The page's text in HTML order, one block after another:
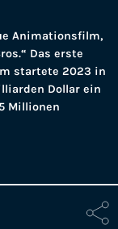
Animationsfilm,
Das erste
startete 2023 in
Dollar ein
Millionen